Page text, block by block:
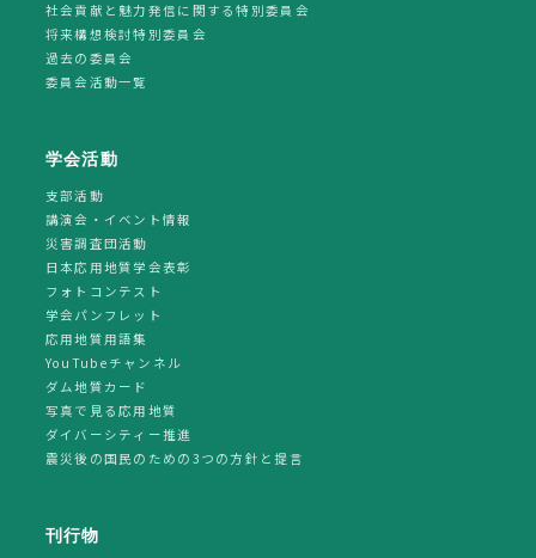
社会貢献と魅力発信に関する特別委員会
将来構想検討特別委員会
過去の委員会
委員会活動一覧
学会活動
支部活動
講演会・イベント情報
災害調査団活動
日本応用地質学会表彰
フォトコンテスト
学会パンフレット
応用地質用語集
YouTubeチャンネル
ダム地質カード
写真で見る応用地質
ダイバーシティー推進
震災後の国民のための3つの方針と提言
刊行物